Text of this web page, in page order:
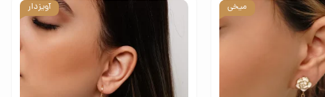
میخی آویزدار